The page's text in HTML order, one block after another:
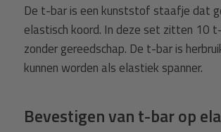
De t-bar is een kunststof staafje dat
elastisch koord. In deze set zitten 10
zonder gereedschap. De t-bar is
kunnen worden als elastiek spanner.
Bevestigen van t-bar op